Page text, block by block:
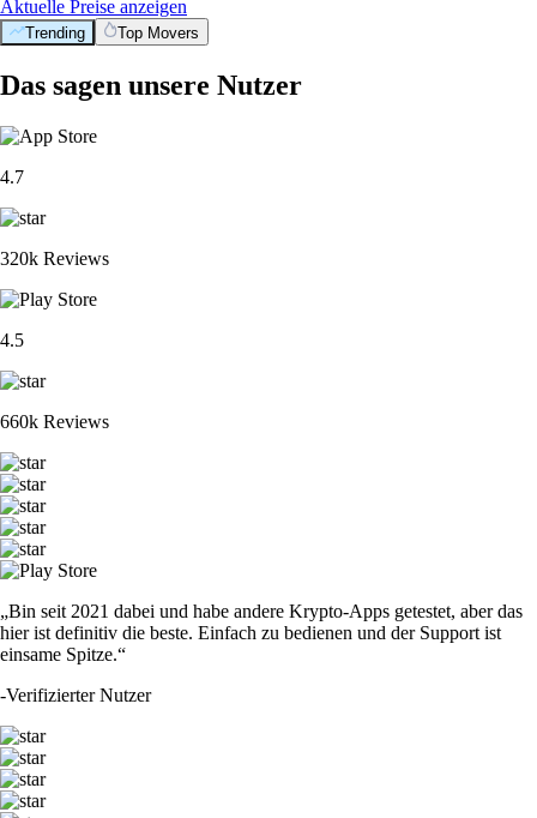
Aktuelle Preise anzeigen
Trending Top Movers
Das sagen unsere Nutzer
4.7
320k Reviews
4.5
660k Reviews
„Bin seit 2021 dabei und habe andere Krypto-Apps getestet, aber das
hier ist definitiv die beste. Einfach zu bedienen und der Support ist
einsame Spitze.“
-Verifizierter Nutzer